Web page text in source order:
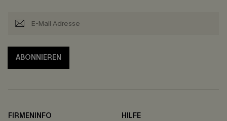
ABONNIEREN
FIRMENINFO
HILFE